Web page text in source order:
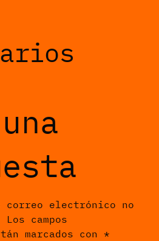
correo electrónico no
Los campos
marcados con *